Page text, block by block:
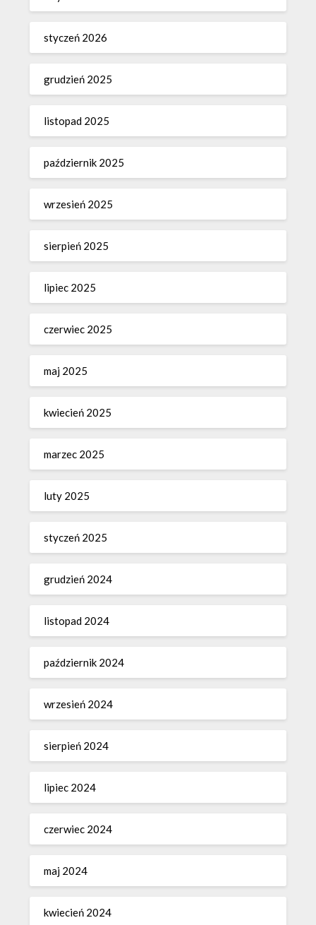
styczeń 2026
grudzień 2025
listopad 2025
październik 2025
wrzesień 2025
sierpień 2025
lipiec 2025
czerwiec 2025
maj 2025
kwiecień 2025
marzec 2025
luty 2025
styczeń 2025
grudzień 2024
listopad 2024
październik 2024
wrzesień 2024
sierpień 2024
lipiec 2024
czerwiec 2024
maj 2024
kwiecień 2024